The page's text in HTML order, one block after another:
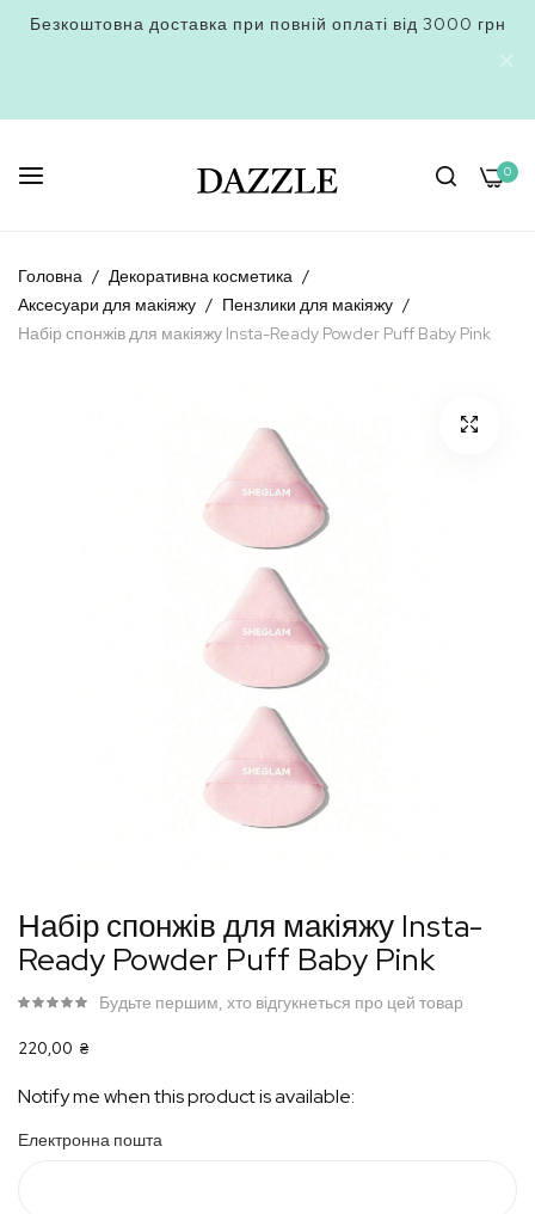
Безкоштовна доставка при повній оплаті від 3000 грн
0
to
Content
Головна
Декоративна косметика
Аксесуари для макіяжу
Пензлики для макіяжу
Набір спонжів для макіяжу Insta-Ready Powder Puff Baby Pink
до
початку
зображень
Набір спонжів для макіяжу Insta-
Ready Powder Puff Baby Pink
220,00 ₴
Будьте першим, хто відгукнеться про цей товар
Notify me when this product is available:
Електронна пошта